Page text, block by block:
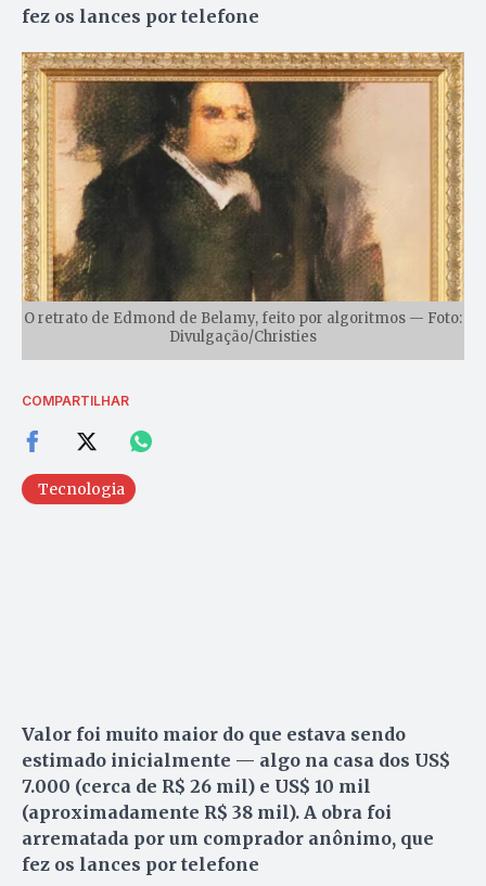
fez os lances por telefone
O retrato de Edmond de Belamy, feito por algoritmos — Foto:
Divulgação/Christies
COMPARTILHAR
Tecnologia
Valor foi muito maior do que estava sendo
estimado inicialmente — algo na casa dos US$
7.000 (cerca de R$ 26 mil) e US$ 10 mil
(aproximadamente R$ 38 mil). A obra foi
arrematada por um comprador anônimo, que
fez os lances por telefone